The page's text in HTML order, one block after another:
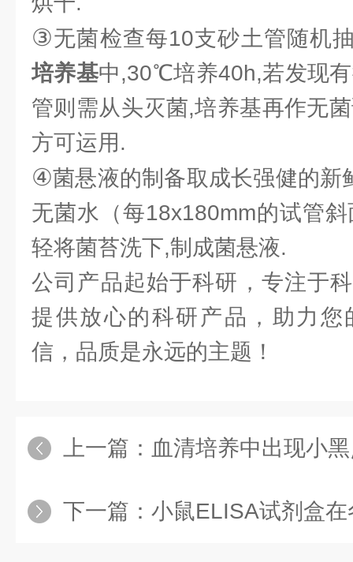
③无菌检查每10支砂土管随机
培养基中,30℃培养40h,若发现
管则需从头灭菌,培养基再作无
方可运用.
④菌悬液的制备取成长强健的新
无菌水（每18x180mm的试管
轻将菌苔洗下,制成菌悬液.
公司产品起始于科研，专注于
提供放心的科研产品，助力您
信，品质是永远的主题！
上一篇： 血清培养中出现小
下一篇： 小鼠ELISA试剂盒